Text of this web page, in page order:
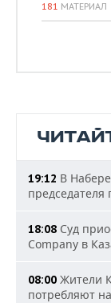
181 МАТЕРИАЛ
19:12 В
председателя
18:08 Суд
Company в
08:00 Жители
потребляют